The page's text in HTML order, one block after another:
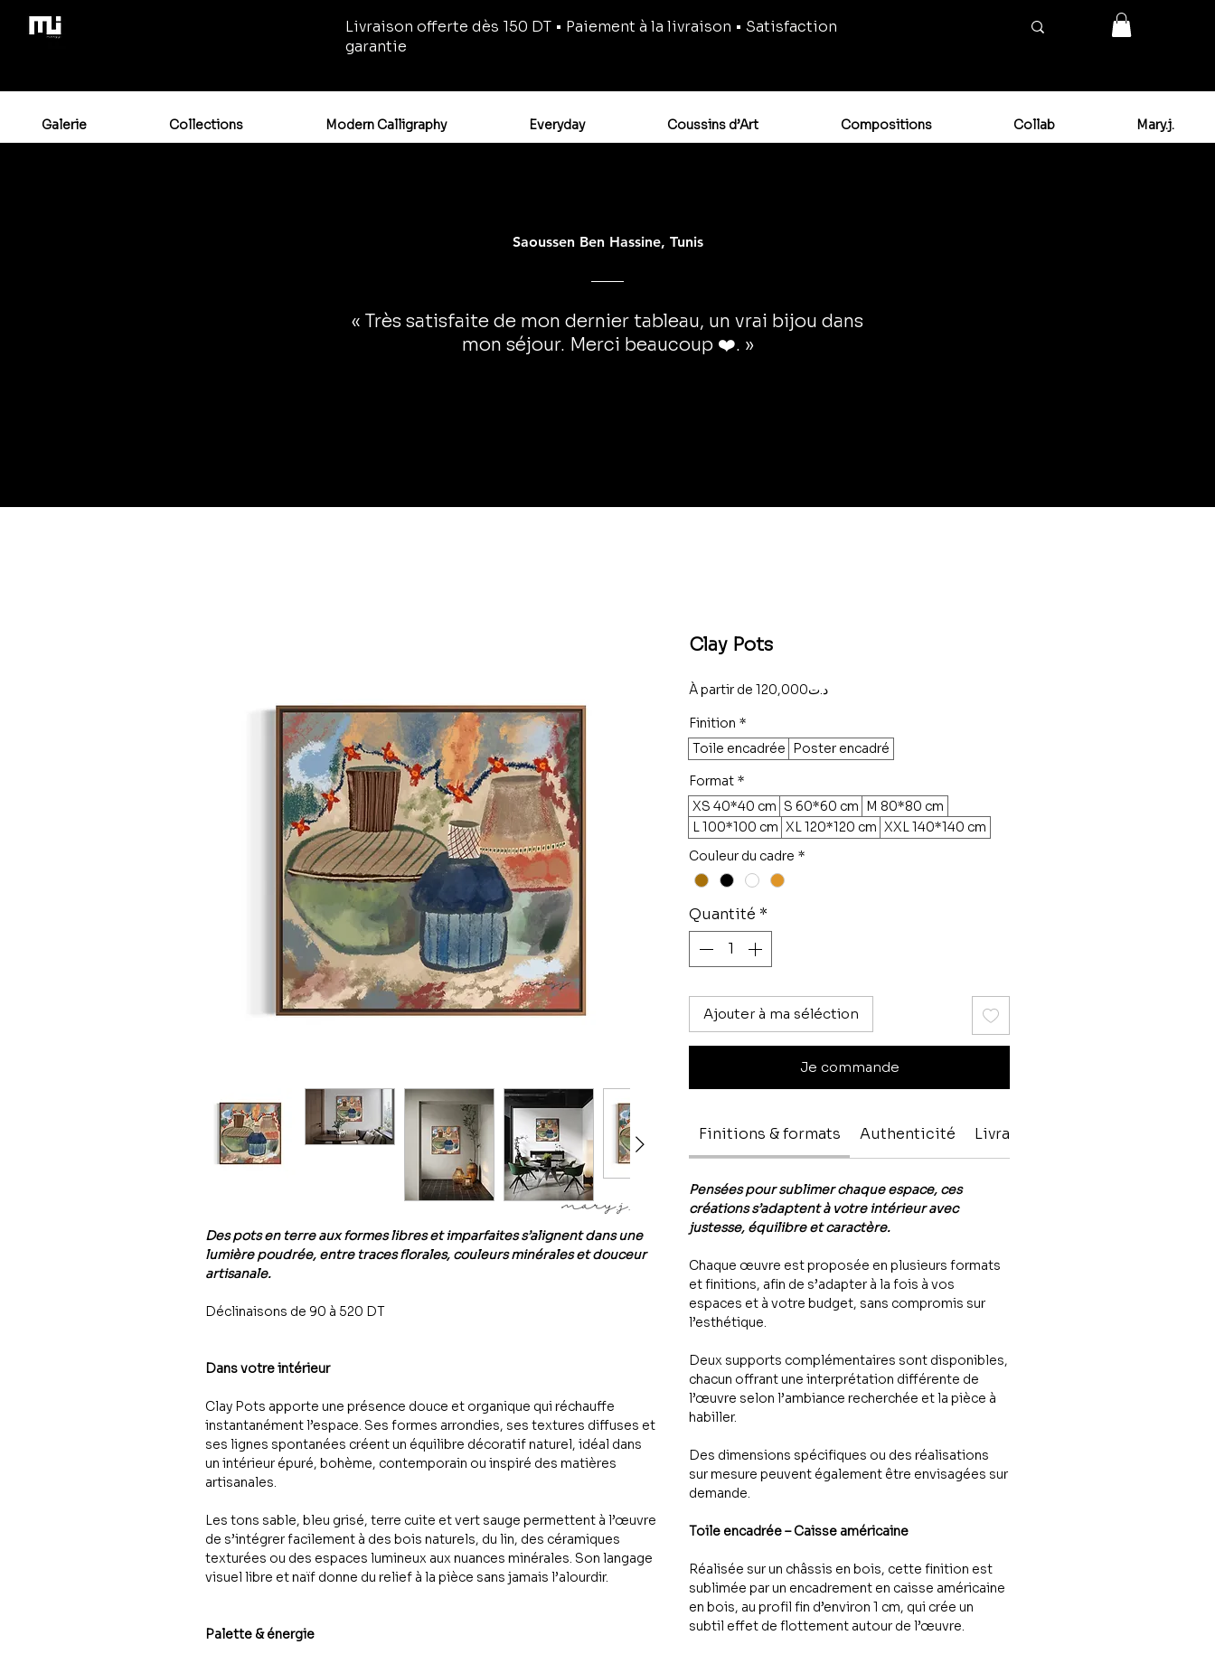
Livraison offerte dès 150 DT • Paiement à la livraison • Satisfaction
garantie
Galerie Collections Modern Calligraphy Everyday Coussins d’Art Compositions Collab Mary.j.
Saoussen Ben Hassine, Tunis
« Très satisfaite de mon dernier tableau, un vrai bijou dans
mon séjour. Merci beaucoup ❤️. »
Des pots en terre aux formes libres et imparfaites s’alignent dans une
lumière poudrée, entre traces florales, couleurs minérales et douceur
artisanale.
Déclinaisons de 90 à 520 DT
Dans votre intérieur
Clay Pots apporte une présence douce et organique qui réchauffe
instantanément l’espace. Ses formes arrondies, ses textures diffuses et
ses lignes spontanées créent un équilibre décoratif naturel, idéal dans
un intérieur épuré, bohème, contemporain ou inspiré des matières
artisanales.
Les tons sable, bleu grisé, terre cuite et vert sauge permettent à l’œuvre
de s’intégrer facilement à des bois naturels, du lin, des céramiques
texturées ou des espaces lumineux aux nuances minérales. Son langage
visuel libre et naïf donne du relief à la pièce sans jamais l’alourdir.
Palette & énergie
Clay Pots
À partir de 120,000د.تPrix
Finition *
Toile encadrée Poster encadré
Format *
XS 40*40 cm S 60*60 cm M 80*80 cm
L 100*100 cm XL 120*120 cm XXL 140*140 cm
Couleur du cadre *
Quantité *
Ajouter à ma séléction
Je commande
Finitions & formats Authenticité Livraison & paiment
Pensées pour sublimer chaque espace, ces
créations s’adaptent à votre intérieur avec
justesse, équilibre et caractère.
Chaque œuvre est proposée en plusieurs formats
et finitions, afin de s’adapter à la fois à vos
espaces et à votre budget, sans compromis sur
l’esthétique.
Deux supports complémentaires sont disponibles,
chacun offrant une interprétation différente de
l’œuvre selon l’ambiance recherchée et la pièce à
habiller.
Des dimensions spécifiques ou des réalisations
sur mesure peuvent également être envisagées sur
demande.
Toile encadrée – Caisse américaine
Réalisée sur un châssis en bois, cette finition est
sublimée par un encadrement en caisse américaine
en bois, au profil fin d’environ 1 cm, qui crée un
subtil effet de flottement autour de l’œuvre.